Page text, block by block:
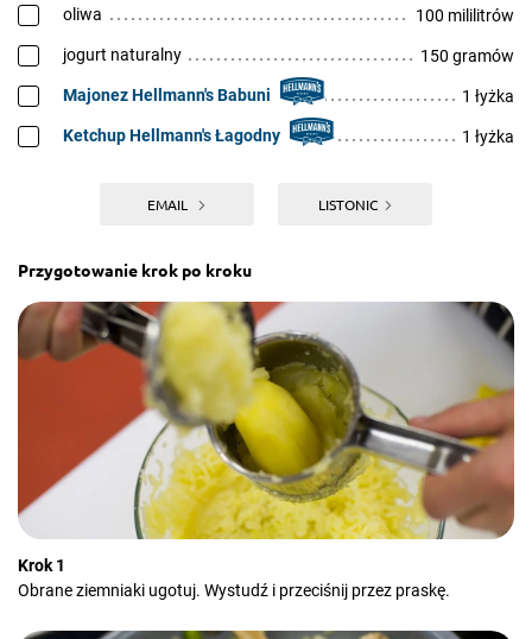
oliwa 100 mililitrów
jogurt naturalny 150 gramów
Majonez Hellmann's Babuni 1 łyżka
Ketchup Hellmann's Łagodny 1 łyżka
EMAIL LISTONIC
Przygotowanie krok po kroku
Krok 1
Obrane ziemniaki ugotuj. Wystudź i przeciśnij przez praskę.